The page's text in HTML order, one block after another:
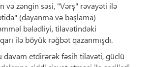
və zəngin səsi, "Vərş" rəvayəti ilə
(dayanma və başlama)
bələdliyi, tilavətindəki
ilə böyük rəğbət qazanmışdı.
davam etdirərək fəsih tilavəti, güclü